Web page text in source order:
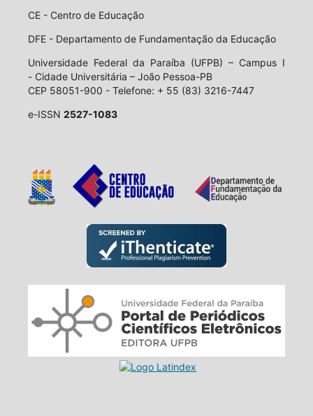
CE - Centro de Educação
DFE - Departamento de Fundamentação da Educação
Universidade Federal da Paraíba (UFPB) – Campus I
- Cidade Universitária – João Pessoa-PB
CEP 58051-900 - Telefone: + 55 (83) 3216-7447
e-ISSN 2527-1083